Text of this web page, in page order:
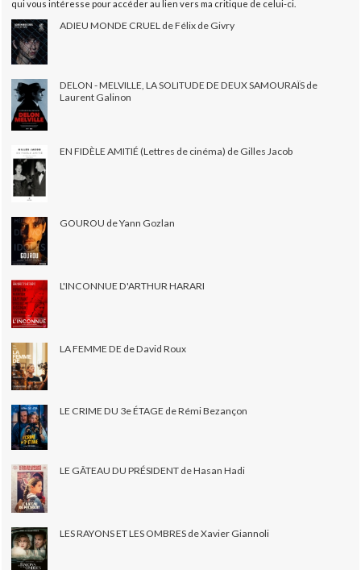
qui vous intéresse pour accéder au lien vers ma critique de celui-ci.
ADIEU MONDE CRUEL de Félix de Givry
DELON - MELVILLE, LA SOLITUDE DE DEUX SAMOURAÏS de
Laurent Galinon
EN FIDÈLE AMITIÉ (Lettres de cinéma) de Gilles Jacob
GOUROU de Yann Gozlan
L'INCONNUE D'ARTHUR HARARI
LA FEMME DE de David Roux
LE CRIME DU 3e ÉTAGE de Rémi Bezançon
LE GÂTEAU DU PRÉSIDENT de Hasan Hadi
LES RAYONS ET LES OMBRES de Xavier Giannoli